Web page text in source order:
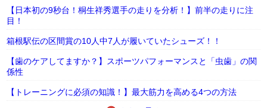
【日本初の9秒台！桐生祥秀選手の走りを分析！】前半の走りに注
目！
箱根駅伝の区間賞の10人中7人が履いていたシューズ！！
【歯のケアしてますか？】スポーツパフォーマンスと「虫歯」の関
係性
【トレーニングに必須の知識！】最大筋力を高める4つの方法